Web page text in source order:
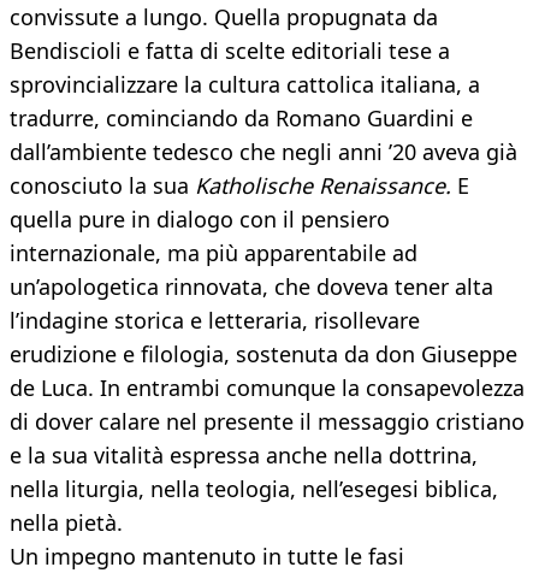
convissute a lungo. Quella propugnata da
Bendiscioli e fatta di scelte editoriali tese a
sprovincializzare la cultura cattolica italiana, a
tradurre, cominciando da Romano Guardini e
dall’ambiente tedesco che negli anni ’20 aveva già
conosciuto la sua Katholische Renaissance. E
quella pure in dialogo con il pensiero
internazionale, ma più apparentabile ad
un’apologetica rinnovata, che doveva tener alta
l’indagine storica e letteraria, risollevare
erudizione e filologia, sostenuta da don Giuseppe
de Luca. In entrambi comunque la consapevolezza
di dover calare nel presente il messaggio cristiano
e la sua vitalità espressa anche nella dottrina,
nella liturgia, nella teologia, nell’esegesi biblica,
nella pietà.
Un impegno mantenuto in tutte le fasi